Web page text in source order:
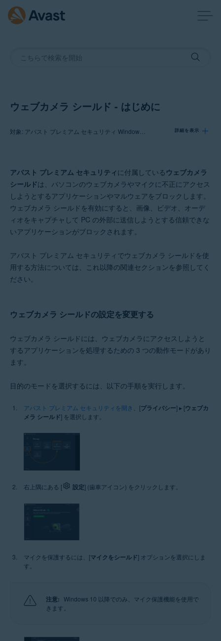
ウェブカメラ シールド - はじめに
詳細を表示
アバスト プレミアム セキュリティ 23.x Windows PC 版
オペレーティング システム:
Microsoft Windows 11 Home / Pro / Enterprise / Education
Microsoft Windows 10 Home / Pro / Enterprise / Education - 32 / 64 ビッ
ト
Microsoft Windows 8 / Pro / Enterprise - 32 / 64 ビット
Microsoft Windows 7 Home Basic / Home Premium / Professional /
Enterprise / Ultimate - Service Pack 1 with Convenient Rollup Update、
32 / 64 ビット
アバスト プレミアム セキュリティ に付属している ウェブカメラ
シールドは、パソコンのウェブカメラやマイクに不正にアクセス
しようとするアプリケーションやマルウェアをブロックします。
ウェブカメラ シールドを有効にすると、画像、ビデオ、オーデ
ィオをキャプチャして PC の外部に送信しようとする信頼できな
いアプリケーションがブロックされます。
アバスト プレミアム セキュリティでウェブカメラ シールドを使
用する方法については、これ以降の関連セクションを参照してく
ださい。
ウェブカメラ シールドの設定を変更する
ウェブカメラ シールドには、ウェブカメラにアクセスしようと
するアプリケーションを処理するための 3 つの動作モードがあり
ます。
目的のモードを選択するには、以下の手順を実行します。
アバスト プレミアム セキュリティを開き 、[プライバシー] ▸ [ウェブカ
メラ シールド] を選択します。
右上隅にある [ 設定] (歯車アイコン) をクリックします。
マイクを保護するには、[マイクをシールド] オプションを選択にしま
す。
注意: Windows 10 以降でのみ、マイク保護機能を使用で
きます。